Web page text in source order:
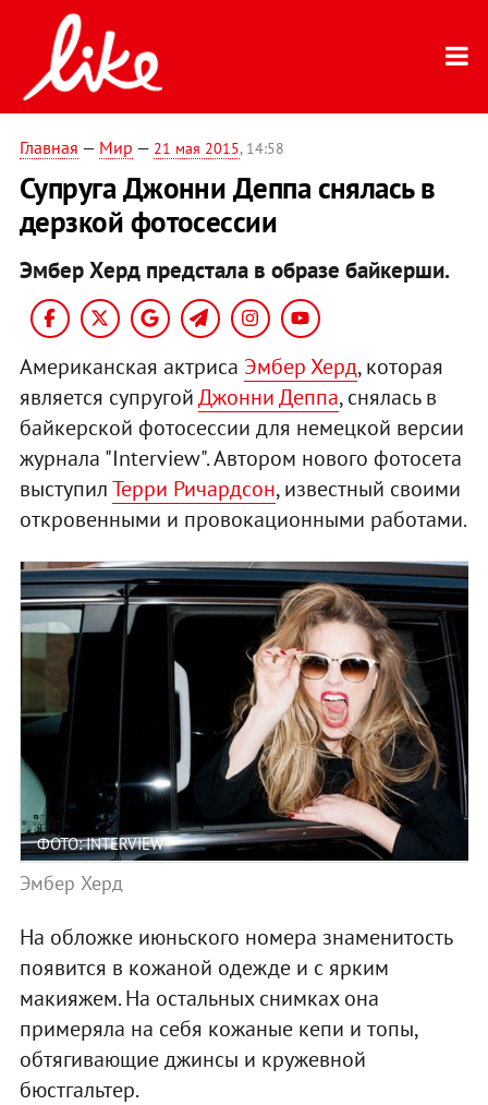
Главная — Мир — 21 мая 2015, 14:58
Супруга Джонни Деппа снялась в
дерзкой фотосессии
Эмбер Херд предстала в образе байкерши.
Американская актриса Эмбер Херд, которая
является супругойДжонни Деппа, снялась в
байкерской фотосессии для немецкой версии
журнала "Interview". Автором нового фотосета
выступилТерри Ричардсон, известный своими
откровенными и провокационными работами.
ФОТО: INTERVIEW
Эмбер Херд
На обложке июньского номера знаменитость
появится в кожаной одежде и с ярким
макияжем. На остальных снимках она
примеряла на себя кожаные кепи и топы,
обтягивающие джинсы и кружевной
бюстгальтер.